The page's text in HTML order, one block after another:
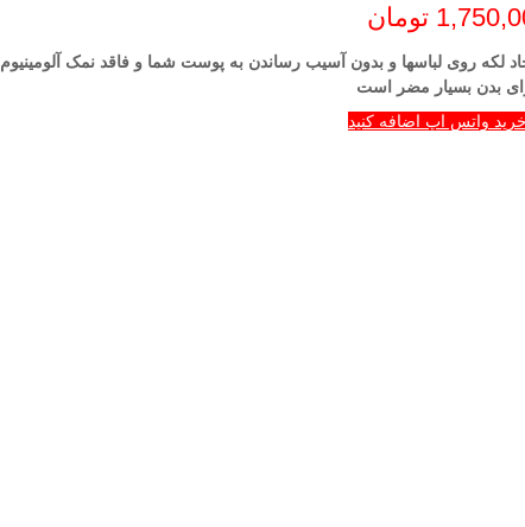
تومان
لکه روی لباس­ها و بدون آسیب رساندن به پوست شما و فاقد نمک آلومینیوم
بدن بسیار مضر است
واتس اپ اضافه کنید